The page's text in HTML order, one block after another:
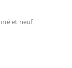
et neuf